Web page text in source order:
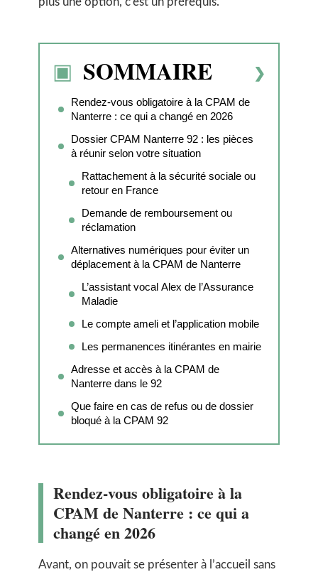
SOMMAIRE
Rendez-vous obligatoire à la CPAM de
Nanterre : ce qui a changé en 2026
Dossier CPAM Nanterre 92 : les pièces
à réunir selon votre situation
Rattachement à la sécurité sociale ou
retour en France
Demande de remboursement ou
réclamation
Alternatives numériques pour éviter un
déplacement à la CPAM de Nanterre
L’assistant vocal Alex de l’Assurance
Maladie
Le compte ameli et l’application mobile
Les permanences itinérantes en mairie
Adresse et accès à la CPAM de
Nanterre dans le 92
Que faire en cas de refus ou de dossier
bloqué à la CPAM 92
Rendez-vous obligatoire à la
CPAM de Nanterre : ce qui a
changé en 2026
Avant, on pouvait se présenter à l’accueil sans